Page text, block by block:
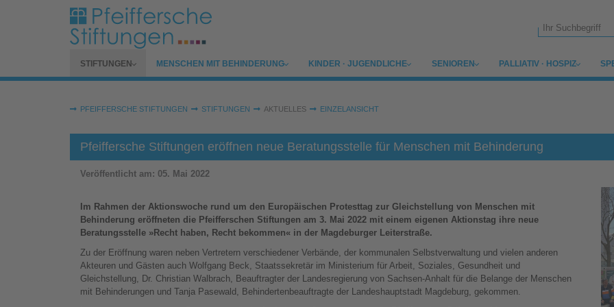
Zum Hauptinhalt springen
Suchformular
SUBMENU FOR
STIFTUNGEN SUBMENU FOR
MENSCHEN MIT BEHINDERUNG SUBMENU FOR
KINDER · JUGENDLICHE SUBMENU FOR
SENIOREN SUBMENU FOR
PALLIATIV · HOSPIZ
Sie sind hier:
PFEIFFERSCHE STIFTUNGEN STIFTUNGEN AKTUELLES EINZELANSICHT
Pfeiffersche Stiftungen eröffnen neue Beratungsstelle für Menschen mit Behinderung
Veröffentlicht am: 05. Mai 2022
Im Rahmen der Aktionswoche rund um den Europäischen Protesttag zur Gleichstellung von Menschen mit
Behinderung eröffneten die Pfeifferschen Stiftungen am 3. Mai 2022 mit einem eigenen Aktionstag ihre neue
Beratungsstelle »Recht haben, Recht bekommen« in der Magdeburger Leiterstraße.
Zu der Eröffnung waren neben Vertretern verschiedener Verbände, der kommunalen Selbstverwaltung und vielen anderen
Akteuren und Gästen auch Wolfgang Beck, Staatssekretär im Ministerium für Arbeit, Soziales, Gesundheit und
Gleichstellung, Dr. Christian Walbrach, Beauftragter der Landesregierung von Sachsen-Anhalt für die Belange der Menschen
mit Behinderungen und Tanja Pasewald, Behindertenbeauftragte der Landeshauptstadt Magdeburg, gekommen.